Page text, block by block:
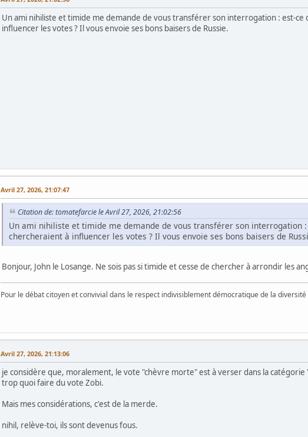
Un ami nihiliste et timide me demande de vous transférer son interrogation : est-
influencer les votes ? Il vous envoie ses bons baisers de Russie.
Avril 27, 2026, 21:07:47
Citation de: tomatefarcie le Avril 27, 2026, 21:02:56
Un ami nihiliste et timide me demande de vous transférer son interrogation
chercheraient à influencer les votes ? Il vous envoie ses bons baisers de
Bonjour, John le Losange. Ne sois pas si timide et cesse de chercher à arrondir les
Pour le débat citoyen et convivial dans le respect indivisiblement démocratique de la
Avril 27, 2026, 21:13:06
je considère que, moralement, le vote "chèvre morte" est à verser dans la catégorie
trop quoi faire du vote Zobi.
Mais mes considérations, c'est de la merde.
nihil, relève-toi, ils sont devenus fous.